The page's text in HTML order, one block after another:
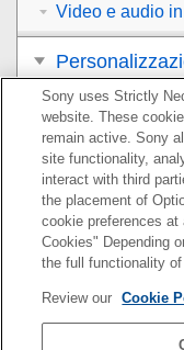
Video e audio
Modifica delle
Funzioni
Uso di un
Utilizzo del
Sony uses Strictly
website. These
remain active. Sony
site functionality,
interact with third
the placement of
cookie preferences
Cookies" Depending
the full functionality
Review our Cookie